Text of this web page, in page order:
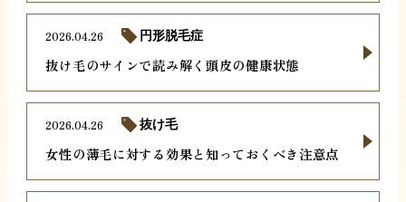
抜け毛のサインで読み解く頭皮の健康状態
2026.04.26 円形脱毛症
女性の薄毛に対する効果と知っておくべき注意点
2026.04.26 抜け毛